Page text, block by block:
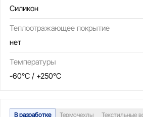
Силикон
Теплоотражающее покрытие
нет
Температуры
-60°C / +250°C
В разработке Термочехлы Текстильные